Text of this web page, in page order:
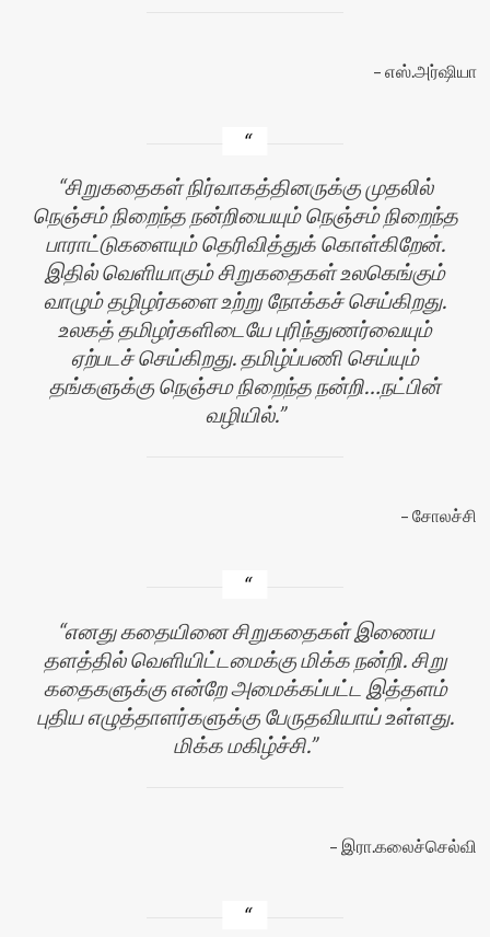
எஸ்.அர்ஷியா
சிறுகதைகள் நிர்வாகத்தினருக்கு முதலில்
நெஞ்சம் நிறைந்த நன்றியையும் நெஞ்சம் நிறைந்த
பாராட்டுகளையும் தெரிவித்துக் கொள்கிறேன்.
இதில் வெளியாகும் சிறுகதைகள் உலகெங்கும்
வாழும் தழிழர்களை உற்று நோக்கச் செய்கிறது.
உலகத் தமிழர்களிடையே புரிந்துணர்வையும்
ஏற்படச் செய்கிறது. தமிழ்ப்பணி செய்யும்
தங்களுக்கு நெஞ்சம நிறைந்த நன்றி…நட்பின்
வழியில்.
சோலச்சி
எனது கதையினை சிறுகதைகள் இணைய
தளத்தில் வெளியிட்டமைக்கு மிக்க நன்றி. சிறு
கதைகளுக்கு என்றே அமைக்கப்பட்ட இத்தளம்
புதிய எழுத்தாளர்களுக்கு பேருதவியாய் உள்ளது.
மிக்க மகிழ்ச்சி.
இரா.கலைச்செல்வி